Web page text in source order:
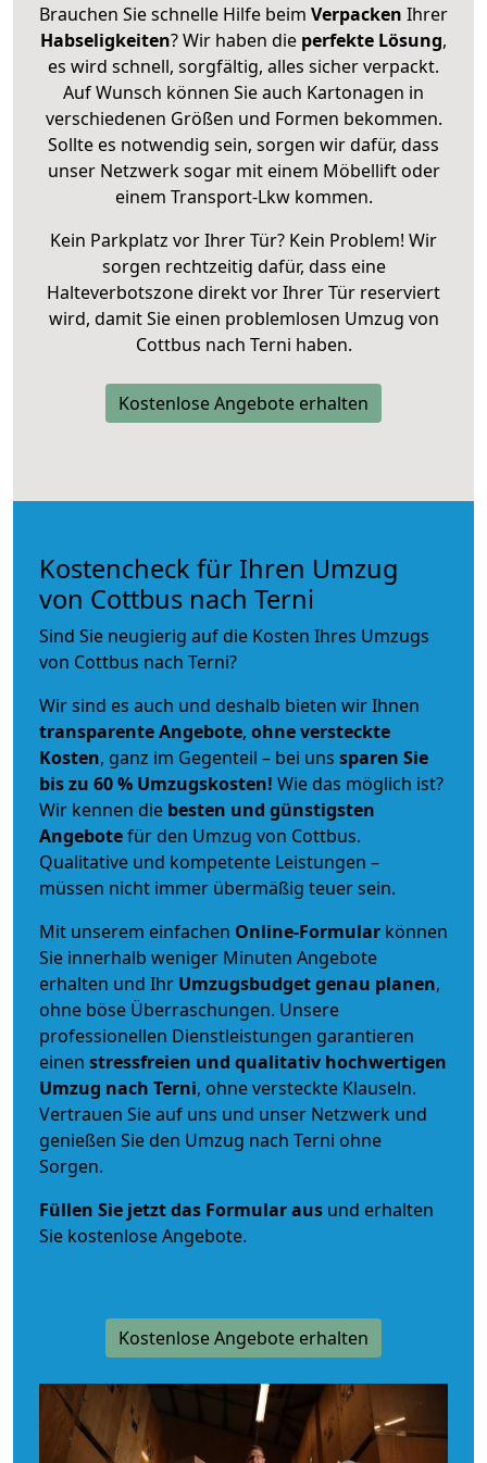
Brauchen Sie schnelle Hilfe beim Verpacken Ihrer
Habseligkeiten? Wir haben die perfekte Lösung,
es wird schnell, sorgfältig, alles sicher verpackt.
Auf Wunsch können Sie auch Kartonagen in
verschiedenen Größen und Formen bekommen.
Sollte es notwendig sein, sorgen wir dafür, dass
unser Netzwerk sogar mit einem Möbellift oder
einem Transport-Lkw kommen.
Kein Parkplatz vor Ihrer Tür? Kein Problem! Wir
sorgen rechtzeitig dafür, dass eine
Halteverbotszone direkt vor Ihrer Tür reserviert
wird, damit Sie einen problemlosen Umzug von
Cottbus nach Terni haben.
Kostenlose Angebote erhalten
Kostencheck für Ihren Umzug
von Cottbus nach Terni
Sind Sie neugierig auf die Kosten Ihres Umzugs
von Cottbus nach Terni?
Wir sind es auch und deshalb bieten wir Ihnen
transparente Angebote, ohne versteckte
Kosten, ganz im Gegenteil – bei uns sparen Sie
bis zu 60 % Umzugskosten! Wie das möglich ist?
Wir kennen die besten und günstigsten
Angebotefür den Umzug von Cottbus.
Qualitative und kompetente Leistungen –
müssen nicht immer übermäßig teuer sein.
Mit unserem einfachen Online-Formular können
Sie innerhalb weniger Minuten Angebote
erhalten und Ihr Umzugsbudgetgenau planen,
ohne böse Überraschungen. Unsere
professionellen Dienstleistungen garantieren
einen stressfreien und qualitativ hochwertigen
Umzug nach Terni, ohne versteckte Klauseln.
Vertrauen Sie auf uns und unser Netzwerk und
genießen Sie den Umzug nach Terni ohne
Sorgen.
Füllen Sie jetzt das Formular aus und erhalten
Sie kostenlose Angebote.
Kostenlose Angebote erhalten